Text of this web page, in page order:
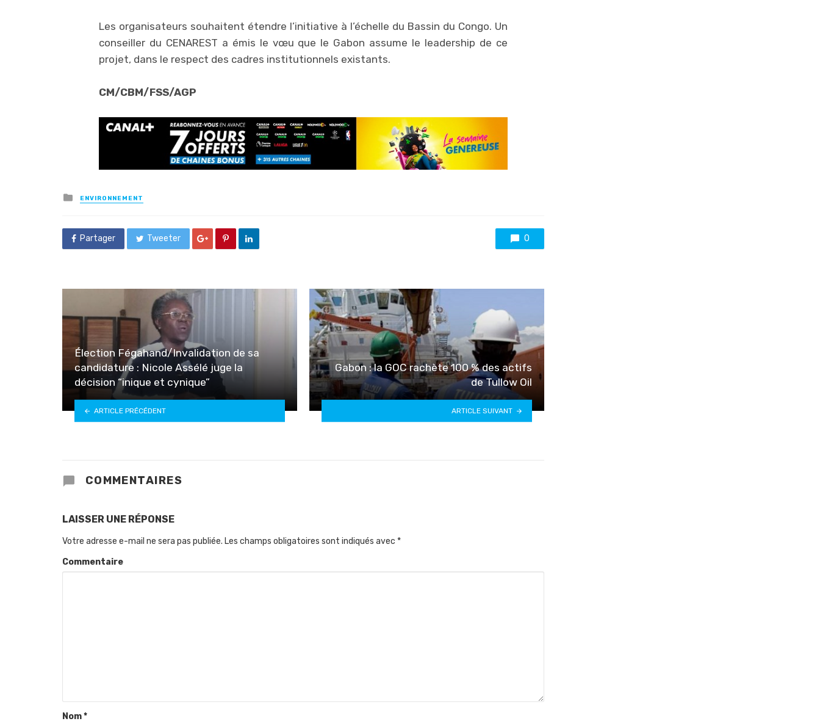
Les organisateurs souhaitent étendre l’initiative à l’échelle du Bassin du Congo. Un
conseiller du CENAREST a émis le vœu que le Gabon assume le leadership de ce
projet, dans le respect des cadres institutionnels existants.
CM/CBM/FSS/AGP
Posted
in
ENVIRONNEMENT
Partager Tweeter 0
Élection Fégahand/Invalidation de sa
candidature : Nicole Assélé juge la
décision “inique et cynique”
ARTICLE PRÉCÉDENT
Gabon : la GOC rachète 100 % des actifs
de Tullow Oil
ARTICLE SUIVANT
COMMENTAIRES
LAISSER UNE RÉPONSE
Votre adresse e-mail ne sera pas publiée. Les champs obligatoires sont indiqués avec *
Commentaire
Nom*